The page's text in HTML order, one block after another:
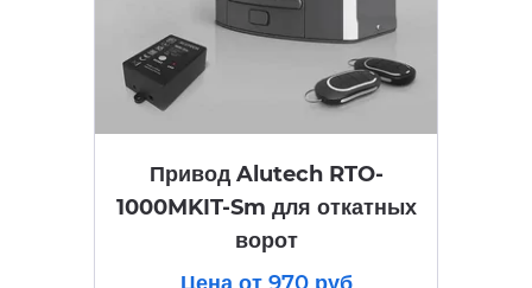
Привод Alutech RTO-
1000MKIT-Sm для откатных
ворот